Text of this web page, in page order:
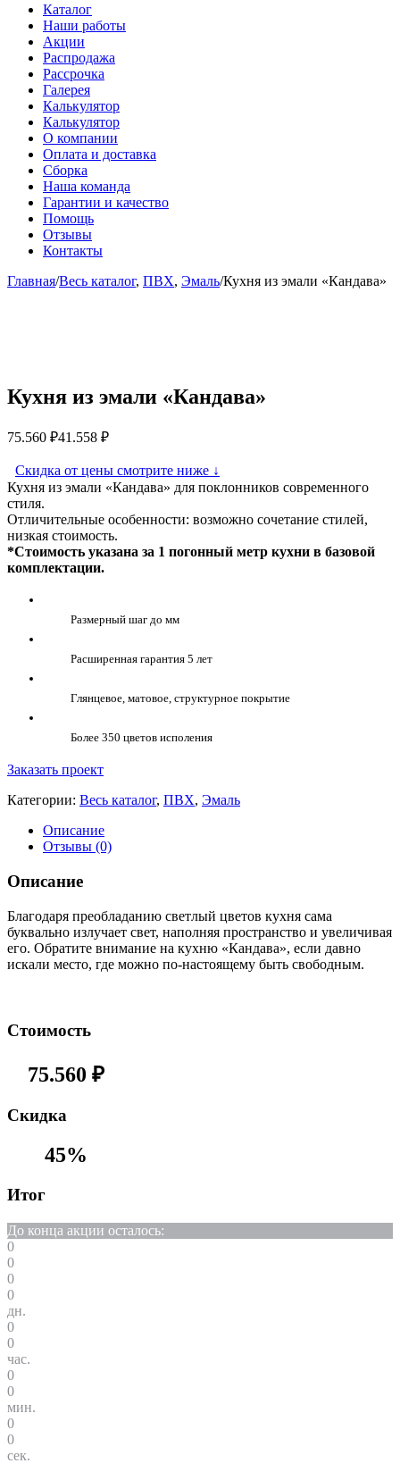
Каталог
Наши работы
Акции
Распродажа
Рассрочка
Галерея
Калькулятор
Калькулятор
О компании
Оплата и доставка
Сборка
Наша команда
Гарантии и качество
Помощь
Отзывы
Контакты
Главная/Весь каталог, ПВХ, Эмаль/Кухня из эмали «Кандава»
Кухня из эмали «Кандава»
75.560 ₽41.558 ₽
Скидка от цены смотрите ниже ↓
Кухня из эмали «Кандава» для поклонников современного
стиля.
Отличительные особенности: возможно сочетание стилей,
низкая стоимость.
*Стоимость указана за 1 погонный метр кухни в базовой
комплектации.
Размерный шаг до мм
Расширенная гарантия 5 лет
Глянцевое, матовое, структурное покрытие
Более 350 цветов исполения
Заказать проект
Категории: Весь каталог, ПВХ, Эмаль
Описание
Отзывы (0)
Описание
Благодаря преобладанию светлый цветов кухня сама
буквально излучает свет, наполняя пространство и увеличивая
его. Обратите внимание на кухню «Кандава», если давно
искали место, где можно по-настоящему быть свободным.
Стоимость
75.560₽
Cкидка
45%
Итог
До конца акции осталось:
0
0
0
0
дн.
0
0
час.
0
0
мин.
0
0
сек.